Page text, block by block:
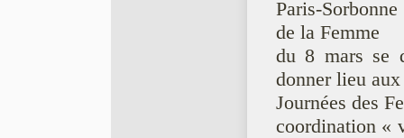
Paris-
de la Femme
du 8 mars se
donner lieu aux
Journées des
coordination «